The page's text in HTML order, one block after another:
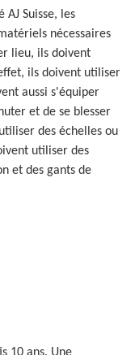
Suisse, les
nécessaires
lieu, ils doivent
ils doivent utiliser
aussi s'équiper
et de se blesser
des échelles ou
utiliser des
et des gants de